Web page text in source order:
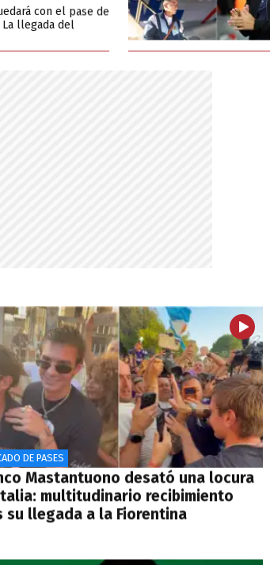
con el pase de
llegada del
DE PASES
Mastantuono desató una locura
multitudinario recibimiento
su llegada a la Fiorentina